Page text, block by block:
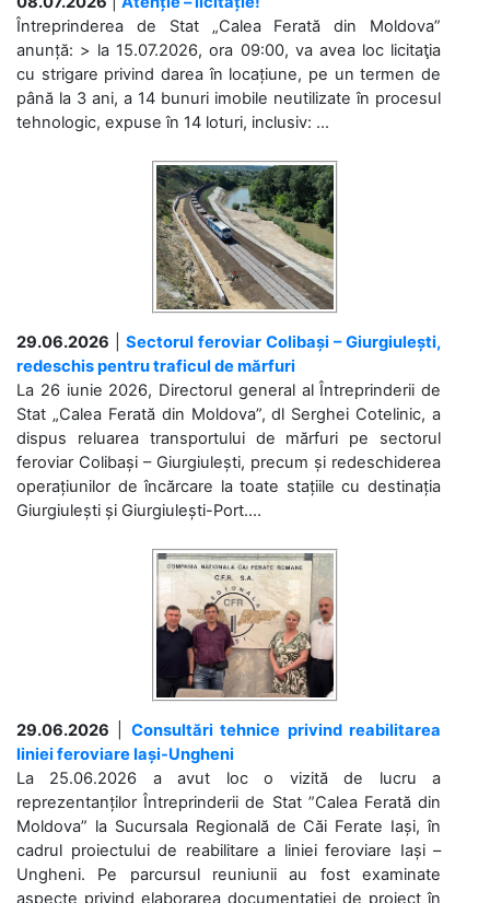
Întreprinderea de Stat „Calea Ferată din Moldova”
anunță: > la 15.07.2026, ora 09:00, va avea loc licitaţia
cu strigare privind darea în locațiune, pe un termen de
până la 3 ani, a 14 bunuri imobile neutilizate în procesul
tehnologic, expuse în 14 loturi, inclusiv: ...
29.06.2026
Sectorul feroviar Colibași – Giurgiulești,
redeschis pentru traficul de mărfuri
La 26 iunie 2026, Directorul general al Întreprinderii de
Stat „Calea Ferată din Moldova”, dl Serghei Cotelinic, a
dispus reluarea transportului de mărfuri pe sectorul
feroviar Colibași – Giurgiulești, precum și redeschiderea
operațiunilor de încărcare la toate stațiile cu destinația
Giurgiulești și Giurgiulești-Port....
29.06.2026
Consultări tehnice privind reabilitarea
liniei feroviare Iași-Ungheni
La 25.06.2026 a avut loc o vizită de lucru a
reprezentanților Întreprinderii de Stat ”Calea Ferată din
Moldova” la Sucursala Regională de Căi Ferate Iași, în
cadrul proiectului de reabilitare a liniei feroviare Iași –
Ungheni. Pe parcursul reuniunii au fost examinate
aspecte privind elaborarea documentației de proiect în